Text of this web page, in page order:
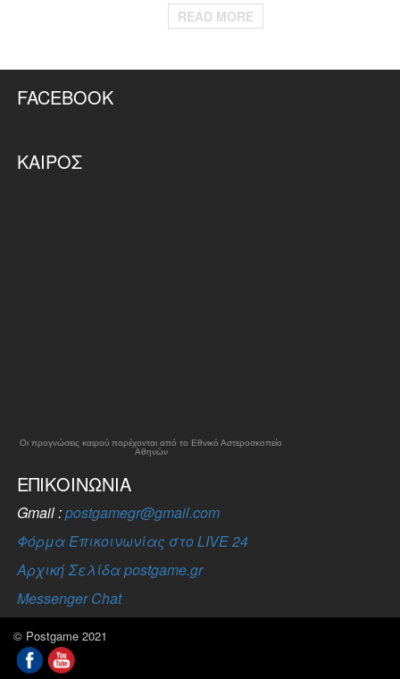
READ MORE
FACEBOOK
ΚΑΙΡΌΣ
Οι προγνώσεις καιρού παρέχονται από το Εθνικό Αστεροσκοπείο
Αθηνών
ΕΠΙΚΟΙΝΩΝΊΑ
Gmail :postgamegr@gmail.com
Φόρμα Επικοινωνίας στο LIVE 24
Αρχική Σελίδα postgame.gr
Messenger Chat
© Postgame 2021